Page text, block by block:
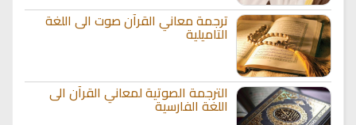
ترجمة معاني القرآن صوت الى اللغة
التاميلية
الترجمة الصوتية لمعاني القرآن الى
اللغة الفارسية